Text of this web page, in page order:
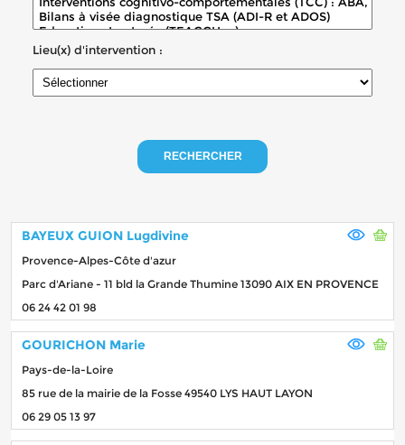
Lieu(x) d'intervention :
RECHERCHER
BAYEUX GUION Lugdivine
Provence-Alpes-Côte d'azur
Parc d'Ariane - 11 bld la Grande Thumine 13090 AIX EN PROVENCE
06 24 42 01 98
GOURICHON Marie
Pays-de-la-Loire
85 rue de la mairie de la Fosse 49540 LYS HAUT LAYON
06 29 05 13 97